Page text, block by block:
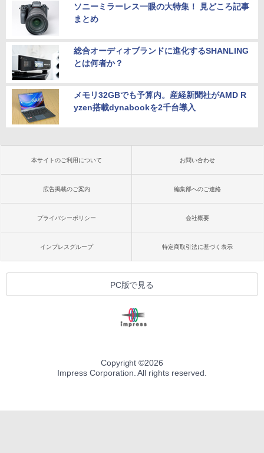
ソニーミラーレス一眼の大特集！ 見どころ記事
まとめ
総合オーディオブランドに進化するSHANLING
とは何者か？
メモリ32GBでも予算内。産経新聞社がAMD R
yzen搭載dynabookを2千台導入
本サイトのご利用について お問い合わせ
広告掲載のご案内 編集部へのご連絡
プライバシーポリシー 会社概要
インプレスグループ 特定商取引法に基づく表示
PC版で見る
Copyright ©2026
Impress Corporation. All rights reserved.